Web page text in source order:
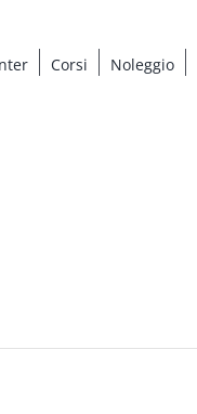
Corsi Noleggio